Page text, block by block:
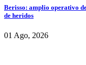
Berisso: amplio operativo
de heridos
01 Ago, 2026